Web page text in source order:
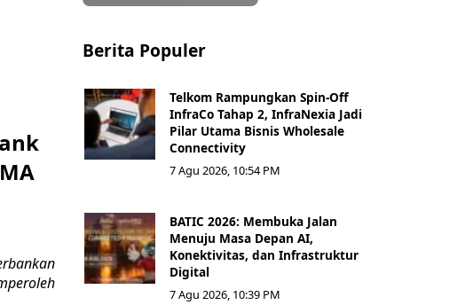
Berita Populer
Telkom Rampungkan Spin-Off
InfraCo Tahap 2, InfraNexia Jadi
Pilar Utama Bisnis Wholesale
Connectivity
7 Agu 2026, 10:54 PM
BATIC 2026: Membuka Jalan
Menuju Masa Depan AI,
Konektivitas, dan Infrastruktur
Digital
7 Agu 2026, 10:39 PM